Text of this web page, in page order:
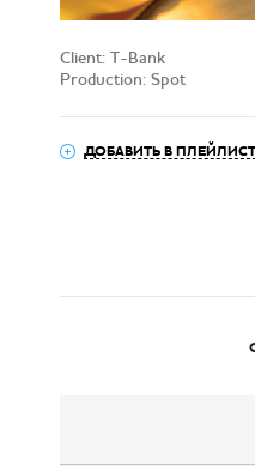
Client: T-Bank
Production: Spot
ДОБАВИТЬ В ПЛЕЙЛИСТ